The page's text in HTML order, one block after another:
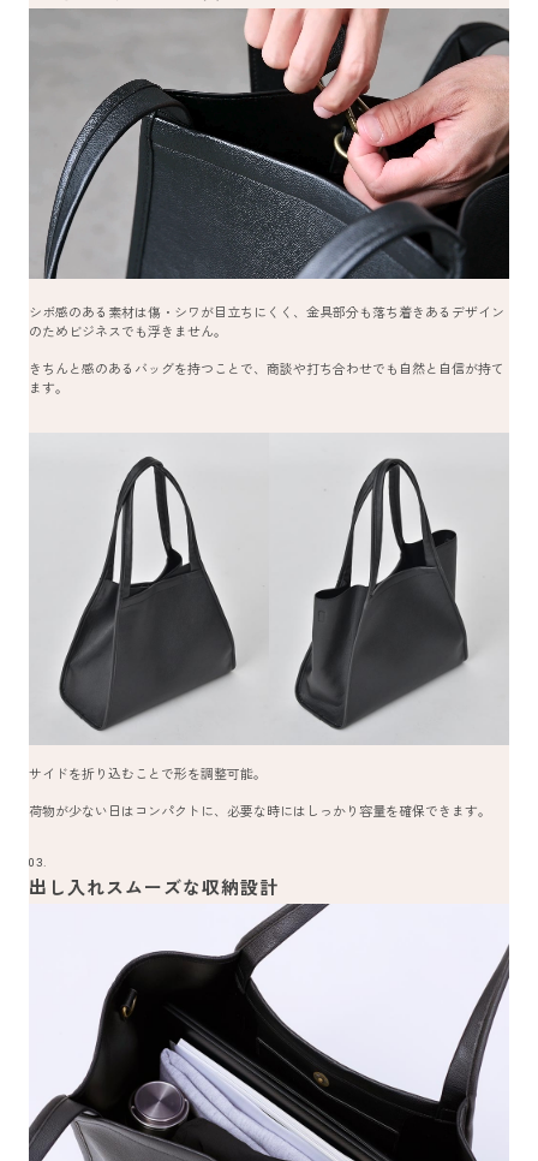
シボ感のある素材は傷・シワが目立ちにくく、金具部分も落ち着きあるデザイン
のためビジネスでも浮きません。
きちんと感のあるバッグを持つことで、商談や打ち合わせでも自然と自信が持て
ます。
サイドを折り込むことで形を調整可能。
荷物が少ない日はコンパクトに、必要な時にはしっかり容量を確保できます。
03.
出し入れスムーズな収納設計